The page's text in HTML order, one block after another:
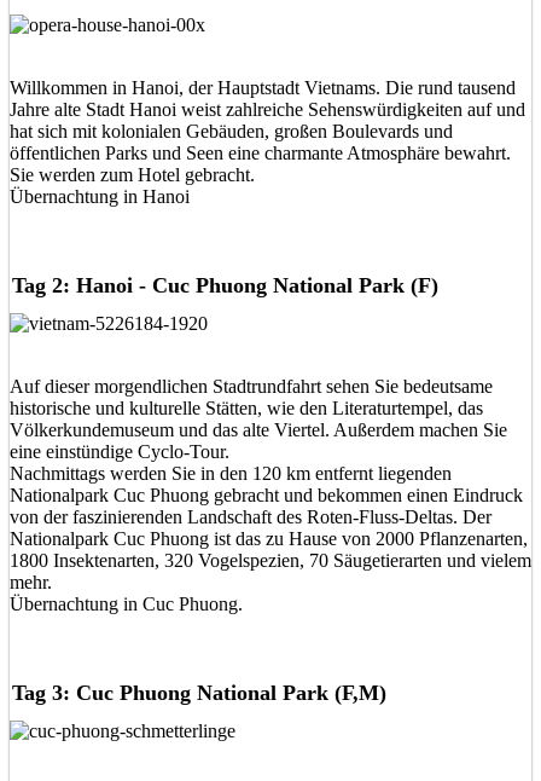
Willkommen in Hanoi, der Hauptstadt Vietnams. Die rund tausend
Jahre alte Stadt Hanoi weist zahlreiche Sehenswürdigkeiten auf und
hat sich mit kolonialen Gebäuden, großen Boulevards und
öffentlichen Parks und Seen eine charmante Atmosphäre bewahrt.
Sie werden zum Hotel gebracht.
Übernachtung in Hanoi
Tag 2: Hanoi - Cuc Phuong National Park (F)
Auf dieser morgendlichen Stadtrundfahrt sehen Sie bedeutsame
historische und kulturelle Stätten, wie den Literaturtempel, das
Völkerkundemuseum und das alte Viertel. Außerdem machen Sie
eine einstündige Cyclo-Tour.
Nachmittags werden Sie in den 120 km entfernt liegenden
Nationalpark Cuc Phuong gebracht und bekommen einen Eindruck
von der faszinierenden Landschaft des Roten-Fluss-Deltas. Der
Nationalpark Cuc Phuong ist das zu Hause von 2000 Pflanzenarten,
1800 Insektenarten, 320 Vogelspezien, 70 Säugetierarten und vielem
mehr.
Übernachtung in Cuc Phuong.
Tag 3: Cuc Phuong National Park (F,M)